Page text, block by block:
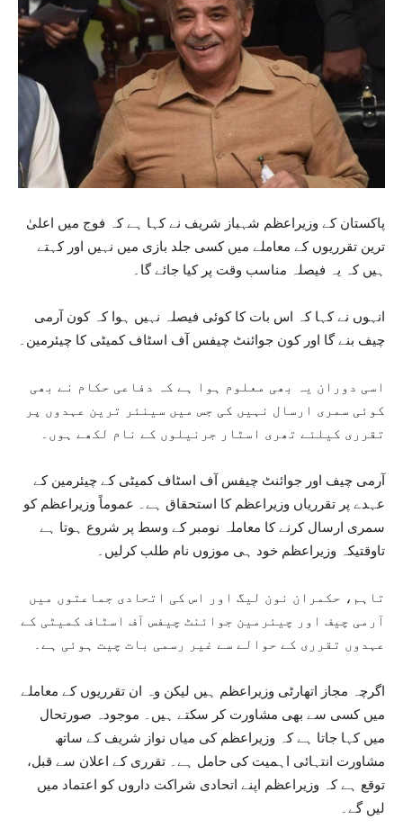
پاکستان کے وزیراعظم شہباز شریف نے کہا ہے کہ فوج میں اعلیٰ
ترین تقرریوں کے معاملے میں کسی جلد بازی میں نہیں اور کہتے
ہیں کہ یہ فیصلہ مناسب وقت پر کیا جائے گا۔
انہوں نے کہا کہ اس بات کا کوئی فیصلہ نہیں ہوا کہ کون آرمی
چیف بنے گا اور کون جوائنٹ چیفس آف اسٹاف کمیٹی کا چیئرمین۔
اسی دوران یہ بھی معلوم ہوا ہے کہ دفاعی حکام نے بھی
کوئی سمری ارسال نہیں کی جس میں سینئر ترین عہدوں پر
تقرری کیلئے تھری اسٹار جرنیلوں کے نام لکھے ہوں۔
آرمی چیف اور جوائنٹ چیفس آف اسٹاف کمیٹی کے چیئرمین کے
عہدے پر تقرریاں وزیراعظم کا استحقاق ہے۔ عموماً وزیراعظم کو
سمری ارسال کرنے کا معاملہ نومبر کے وسط پر شروع ہوتا ہے
تاوقتیکہ وزیراعظم خود ہی موزوں نام طلب کرلیں۔
تاہم، حکمران نون لیگ اور اس کی اتحادی جماعتوں میں
آرمی چیف اور چیئرمین جوائنٹ چیفس آف اسٹاف کمیٹی کے
عہدوں تقرری کے حوالے سے غیر رسمی بات چیت ہوئی ہے۔
اگرچہ مجاز اتھارٹی وزیراعظم ہیں لیکن وہ ان تقرریوں کے معاملے
میں کسی سے بھی مشاورت کر سکتے ہیں۔ موجودہ صورتحال
میں کہا جاتا ہے کہ وزیراعظم کی میاں نواز شریف کے ساتھ
مشاورت انتہائی اہمیت کی حامل ہے۔ تقرری کے اعلان سے قبل،
توقع ہے کہ وزیراعظم اپنے اتحادی شراکت داروں کو اعتماد میں
لیں گے۔